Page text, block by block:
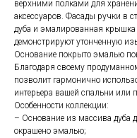
верхними полками для
аксессуаров. Фасады ручки в
дуба и эмалированная крышка
демонстрируют утонченную
Основание покрыто эмалью
Благодаря своему
позволит гармонично
интерьера вашей спальни или
Особенности коллекции:
– Основание из массива дуба
окрашено эмалью;